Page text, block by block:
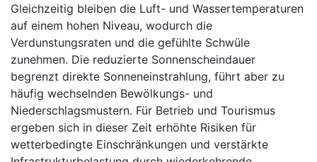
Gleichzeitig bleiben die Luft- und Wassertemperaturen
auf einem hohen Niveau, wodurch die
Verdunstungsraten und die gefühlte Schwüle
zunehmen. Die reduzierte Sonnenscheindauer
begrenzt direkte Sonneneinstrahlung, führt aber zu
häufig wechselnden Bewölkungs- und
Niederschlagsmustern. Für Betrieb und Tourismus
ergeben sich in dieser Zeit erhöhte Risiken für
wetterbedingte Einschränkungen und verstärkte